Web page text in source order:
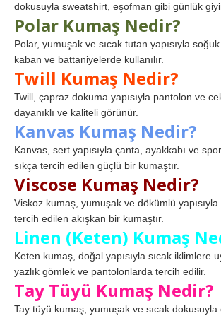
dokusuyla sweatshirt, eşofman gibi günlük
Polar Kumaş Nedir?
Polar, yumuşak ve sıcak tutan yapısıyla
kaban ve battaniyelerde kullanılır.
Twill Kumaş Nedir?
Twill, çapraz dokuma yapısıyla pantolon ve
dayanıklı ve kaliteli görünür.
Kanvas Kumaş Nedir?
Kanvas, sert yapısıyla çanta, ayakkabı ve
sıkça tercih edilen güçlü bir kumaştır.
Viscose Kumaş Nedir?
Viskoz kumaş, yumuşak ve dökümlü
tercih edilen akışkan bir kumaştır.
Linen (Keten) Kumaş
Keten kumaş, doğal yapısıyla sıcak iklimlere
yazlık gömlek ve pantolonlarda tercih edilir.
Tay Tüyü Kumaş Nedir?
Tay tüyü kumaş, yumuşak ve sıcak